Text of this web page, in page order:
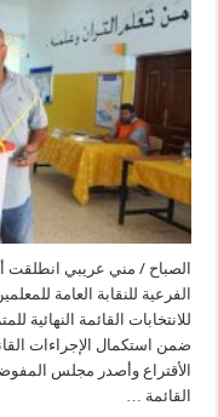
الفرعية للنقابة العامة
للانتخابات القائمة النهائية
ضمن استكمال الإجراءات
القائمة …